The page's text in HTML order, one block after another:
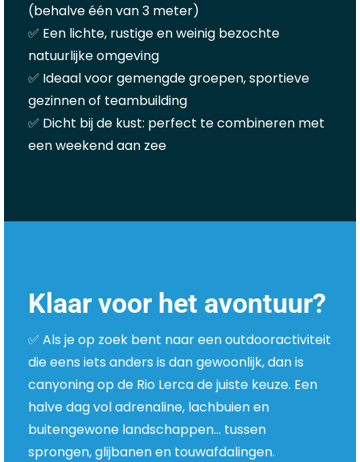
(behalve één van 3 meter)
✅ Een lichte, rustige en weinig bezochte
natuurlijke omgeving
✅ Ideaal voor gemengde groepen, sportieve
gezinnen of teambuilding
✅ Dicht bij de kust: perfect te combineren met
een weekend aan zee
Klaar voor het avontuur?
✅ Als je op zoek bent naar een outdooractiviteit
die eens iets anders is dan gewoonlijk, dan is
canyoning op de Rio Lerca de juiste keuze. Een
halve dag vol adrenaline, lachbuien en
buitengewone landschappen… tussen
sprongen, glijbanen en touwafdalingen.